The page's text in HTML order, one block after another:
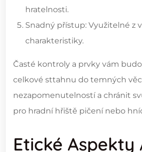
hratelnosti.
Snadný přístup: Využitelné z
charakteristiky.
Časté kontroly a prvky vám
celkové sttahnu do temných
nezapomenutelností a chránit
pro hradní hřiště pičení nebo
Etické Aspekty